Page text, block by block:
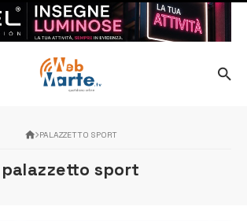
PALAZZETTO SPORT
palazzetto sport